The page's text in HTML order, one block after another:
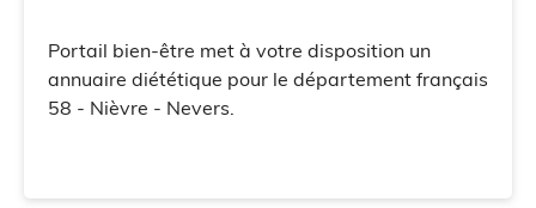
Portail bien-être met à votre disposition un
annuaire diététique pour le département français
58 - Nièvre - Nevers.